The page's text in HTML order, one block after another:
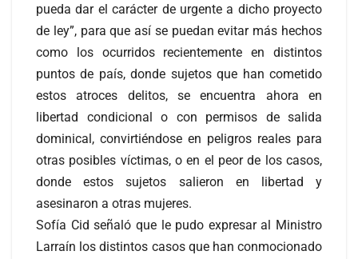
pueda dar el carácter de urgente a dicho proyecto
de ley”, para que así se puedan evitar más hechos
como los ocurridos recientemente en distintos
puntos de país, donde sujetos que han cometido
estos atroces delitos, se encuentra ahora en
libertad condicional o con permisos de salida
dominical, convirtiéndose en peligros reales para
otras posibles víctimas, o en el peor de los casos,
donde estos sujetos salieron en libertad y
asesinaron a otras mujeres.
Sofía Cid señaló que le pudo expresar al Ministro
Larraín los distintos casos que han conmocionado